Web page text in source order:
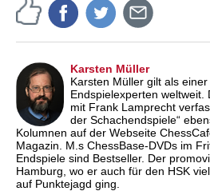
Karsten Müller
Karsten Müller gilt als
Endspielexperten weltweit.
mit Frank Lamprecht
der Schachendspiele“
Kolumnen auf der Webseite
Magazin. M.s ChessBase-DVDs im
Endspiele sind Bestseller. Der
Hamburg, wo er auch für den HSK
auf Punktejagd ging.